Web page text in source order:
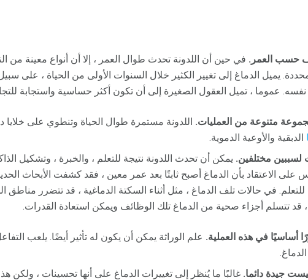
حسب العمر. في حين أن اللدونة تحدث طوال العمر ، إلا أن أنواع معينة من
يميل الدماغ إلى تغيير الكثير خلال السنوات الأولى من الحياة ، على
عموما ، تميل العقول الصغيرة إلى أن تكون أكثر حساسية واستجابة
متنوعة من العمليات. اللدونة مستمرة طوال الحياة وتنطوي على خلايا
الدبقية والأوعية الدموية.
مختلفين. يمكن أن تحدث اللدونة نتيجة للتعلم ، والخبرة ، وتشكيل
على الاعتقاد بأن الدماغ أصبح ثابتًا بعد عمر معين ، فقد كشفت الأبحاث
للتعلم. في حالات تلف الدماغ ، مثل أثناء السكتة الدماغية ، قد تتضرر
قد تتسلم أجزاء صحية من الدماغ تلك الوظائف ويمكن استعادة القدرات.
أساسيًا في هذه العملية. علم الوراثة يمكن أن يكون له تأثير أيضًا. يلعب
جيدة دائما. غالبًا ما يُنظر إلى تغييرات الدماغ على أنها تحسينات ، ولكن